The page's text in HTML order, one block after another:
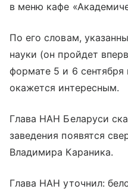
в меню кафе
По его словам,
науки (он пройдет
формате 5 и 6 сентября
окажется интересным.
Глава НАН Беларуси
заведения появятся
Владимира Караника.
Глава НАН уточнил: